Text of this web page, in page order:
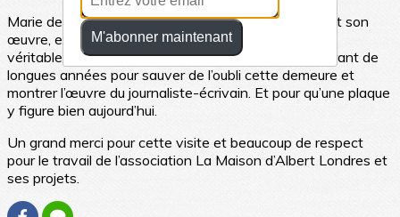
Marie de Colombel nous a présenté le personnage et son
œuvre, et nous avons compris derrière sa réserve, le
véritable combat qu’elle a mené avec son équipe durant de
longues années pour sauver de l’oubli cette demeure et
montrer l’œuvre du journaliste-écrivain. Et pour qu’une plaque
y figure bien aujourd’hui.
Un grand merci pour cette visite et beaucoup de respect
pour le travail de l’association La Maison d’Albert Londres et
ses projets.
M'abonner maintenant